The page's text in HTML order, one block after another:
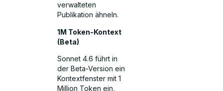
verwalteten
Publikation ähneln.
1M Token-Kontext
(Beta)
Sonnet 4.6 führt in
der Beta-Version ein
Kontextfenster mit 1
Million Token ein,